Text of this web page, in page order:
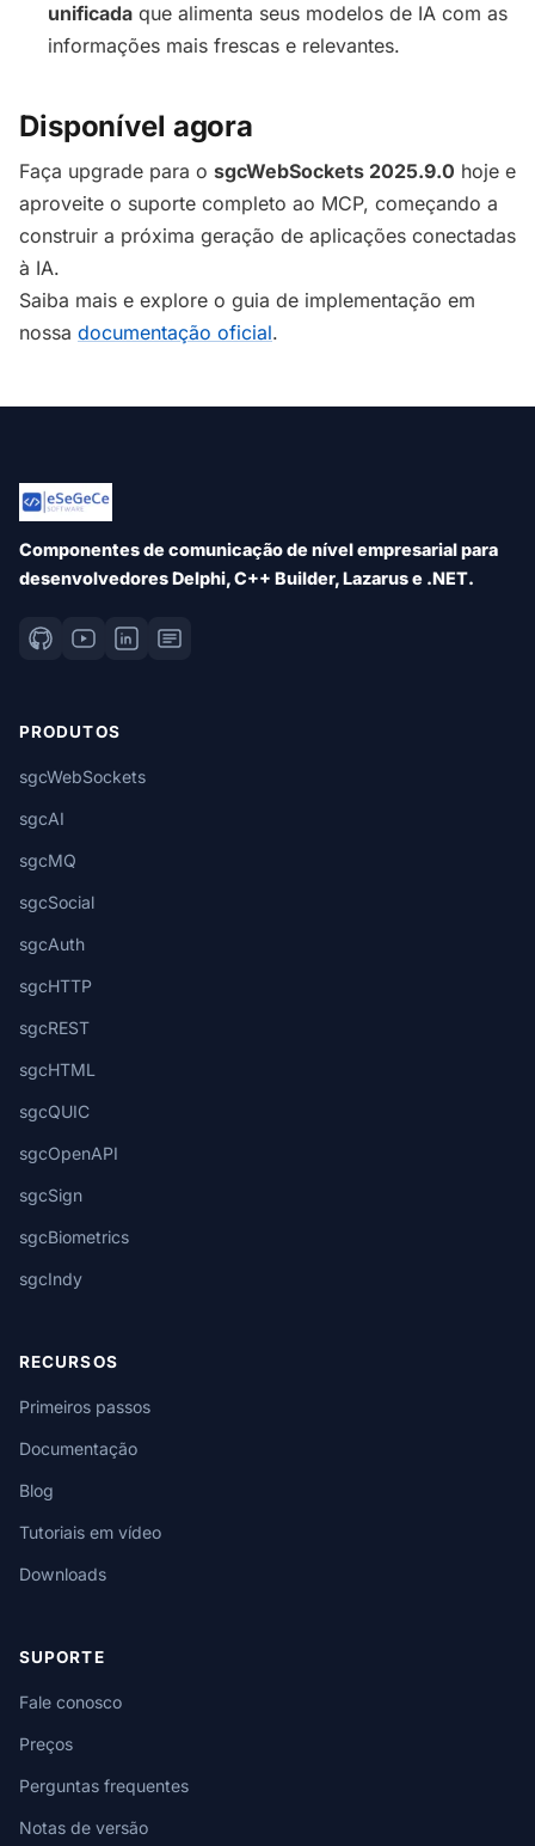
unificada que alimenta seus modelos de IA com as
informações mais frescas e relevantes.
Disponível agora
Faça upgrade para o sgcWebSockets 2025.9.0 hoje e
aproveite o suporte completo ao MCP, começando a
construir a próxima geração de aplicações conectadas
à IA.
Saiba mais e explore o guia de implementação em
nossa documentação oficial.
Componentes de comunicação de nível empresarial para
desenvolvedores Delphi, C++ Builder, Lazarus e .NET.
PRODUTOS
sgcWebSockets
sgcAI
sgcMQ
sgcSocial
sgcAuth
sgcHTTP
sgcREST
sgcHTML
sgcQUIC
sgcOpenAPI
sgcSign
sgcBiometrics
sgcIndy
RECURSOS
Primeiros passos
Documentação
Blog
Tutoriais em vídeo
Downloads
SUPORTE
Fale conosco
Preços
Perguntas frequentes
Notas de versão